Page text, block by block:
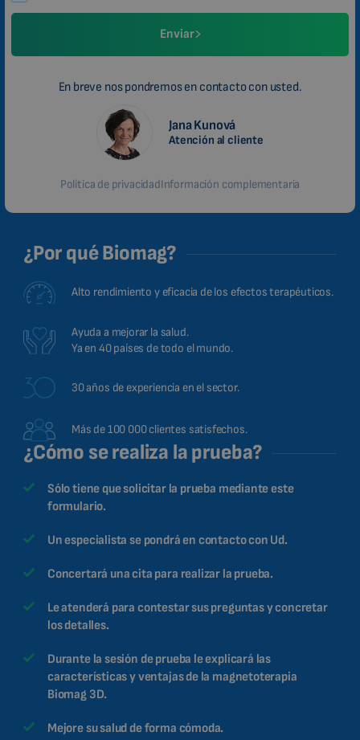
Enviar
En breve nos pondremos en contacto con usted.
Jana Kunová
Atención al cliente
Política de privacidadInformación complementaria
¿Por qué Biomag?
Alto rendimiento y eficacia de los efectos terapéuticos.
Ayuda a mejorar la salud.
Ya en 40 países de todo el mundo.
30 años de experiencia en el sector.
Más de 100 000 clientes satisfechos.
¿Cómo se realiza la prueba?
Sólo tiene que solicitar la prueba mediante este
formulario.
Un especialista se pondrá en contacto con Ud.
Concertará una cita para realizar la prueba.
Le atenderá para contestar sus preguntas y concretar
los detalles.
Durante la sesión de prueba le explicará las
características y ventajas de la magnetoterapia
Biomag 3D.
Mejore su salud de forma cómoda.